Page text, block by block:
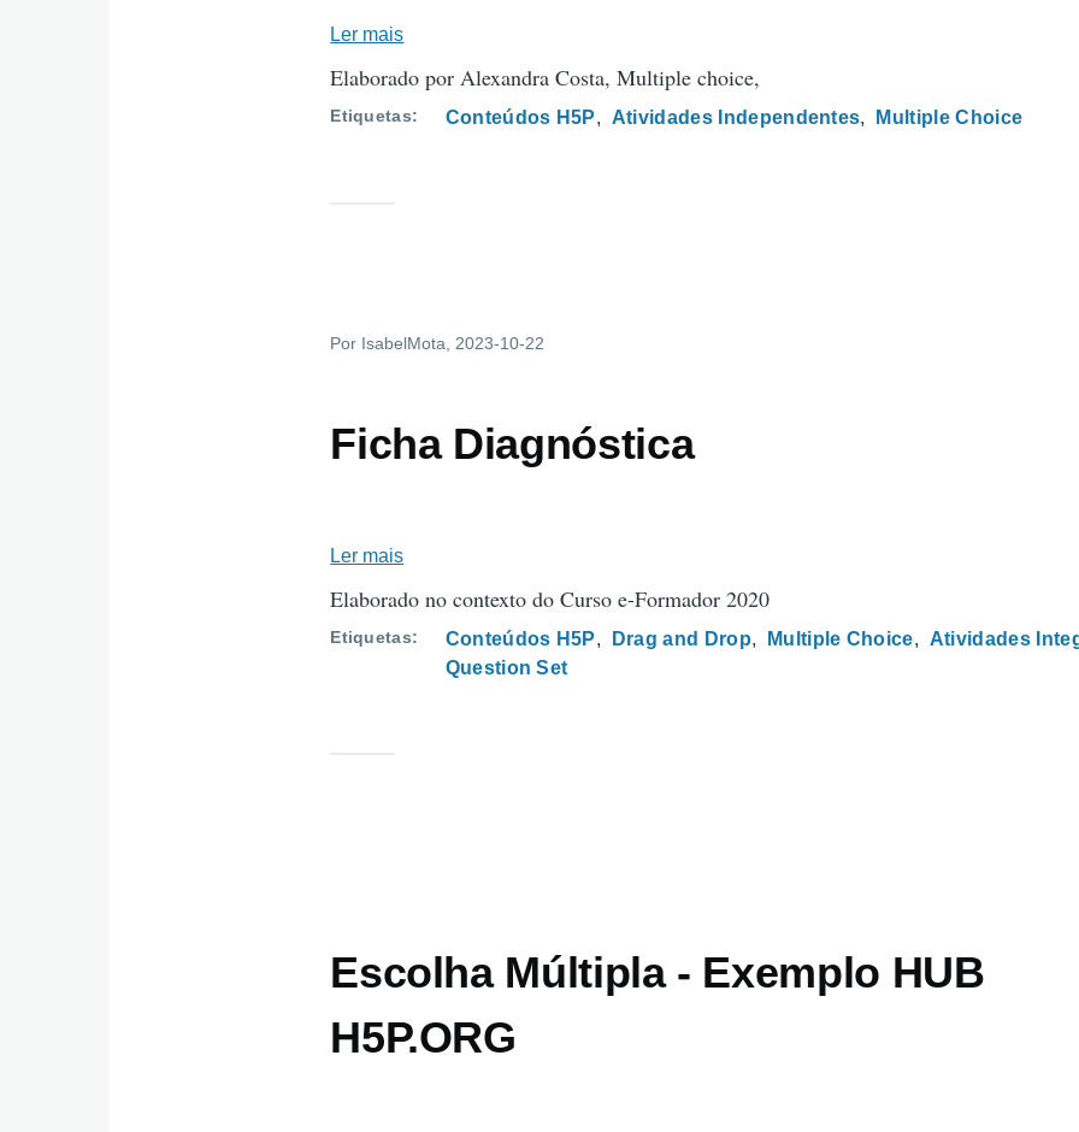
Ler mais
Listening
Elaborado por Alexandra Costa, Multiple choice,
Etiquetas Conteúdos H5P Atividades Independentes Multiple Choice
Por IsabelMota, 2023-10-22
Ficha Diagnóstica
Ler mais
Ficha
Elaborado no contexto do Curso e-Formador 2020
Etiquetas Conteúdos H5P Drag and Drop Multiple Choice
Atividades
Question Set
Escolha Múltipla - Exemplo HUB
H5P.ORG